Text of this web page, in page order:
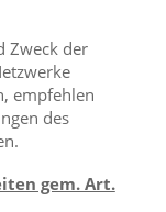
Zweck der
empfehlen
des
gem. Art.